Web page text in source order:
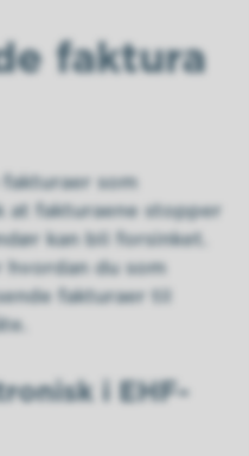
faktura
som
fakturaene stopper
kan bli forsinket.
du som
fakturaer til
i EHF-